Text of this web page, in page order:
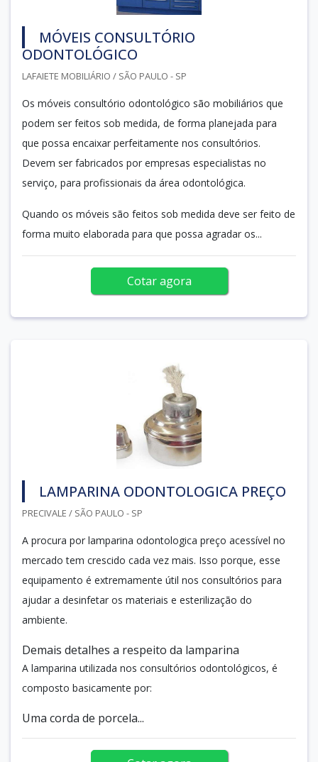
MÓVEIS CONSULTÓRIO
ODONTOLÓGICO
LAFAIETE MOBILIÁRIO / SÃO PAULO - SP
Os móveis consultório odontológico são mobiliários que
podem ser feitos sob medida, de forma planejada para
que possa encaixar perfeitamente nos consultórios.
Devem ser fabricados por empresas especialistas no
serviço, para profissionais da área odontológica.
Quando os móveis são feitos sob medida deve ser feito de
forma muito elaborada para que possa agradar os...
Cotar agora
LAMPARINA ODONTOLOGICA PREÇO
PRECIVALE / SÃO PAULO - SP
A procura por lamparina odontologica preço acessível no
mercado tem crescido cada vez mais. Isso porque, esse
equipamento é extremamente útil nos consultórios para
ajudar a desinfetar os materiais e esterilização do
ambiente.
Demais detalhes a respeito da lamparina
A lamparina utilizada nos consultórios odontológicos, é
composto basicamente por:
Uma corda de porcela...